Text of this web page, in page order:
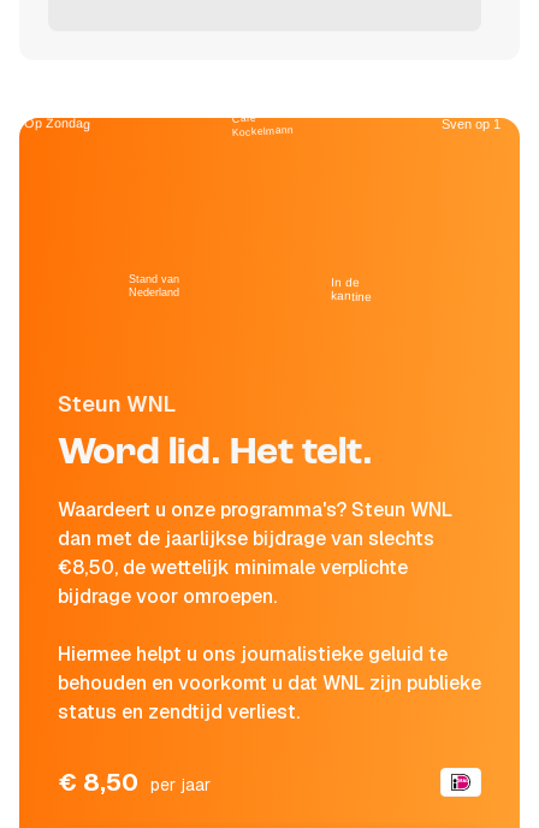
Steun WNL
Word lid. Het telt.
Waardeert u onze programma's? Steun WNL
dan met de jaarlijkse bijdrage van slechts
€8,50, de wettelijk minimale verplichte
bijdrage voor omroepen.
Hiermee helpt u ons journalistieke geluid te
behouden en voorkomt u dat WNL zijn publieke
status en zendtijd verliest.
€ 8,50 per jaar
Op Zondag
Stand van
Nederland
Café
Kockelmann
In de
kantine
Sven op 1